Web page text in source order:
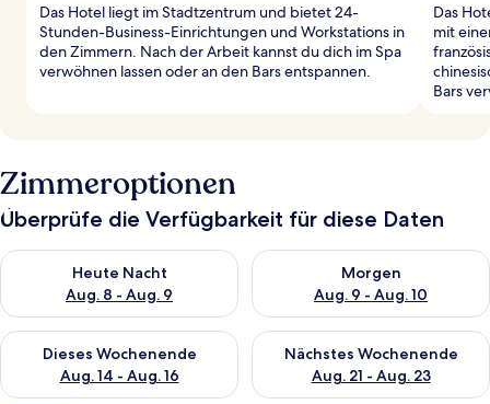
Das Hotel liegt im Stadtzentrum und bietet 24-
Stunden-Business-Einrichtungen und Workstations in
den Zimmern. Nach der Arbeit kannst du dich im Spa
verwöhnen lassen oder an den Bars entspannen.
Das
mit
Bars
Zimmeroptionen
Überprüfe die Verfügbarkeit für diese Daten
Heute Nacht
Aug. 8 - Aug. 9
Überprüfe die Verfügbarkeit für heute Nacht, Aug. 8 - Aug. 9.
Morgen
Aug. 9 - Aug. 10
Überprüfe die Verfügbarkeit
Dieses Wochenende
Aug. 14 - Aug. 16
Überprüfe die Verfügbarkeit für dieses Wochenende, Aug. 14
Nächstes Wochenende
Aug. 21 - Aug. 23
Überprüfe die Verfügbarkeit